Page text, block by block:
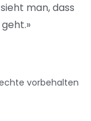
man, dass
vorbehalten